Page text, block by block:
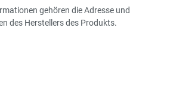
gehören die Adresse und
des Herstellers des Produkts.